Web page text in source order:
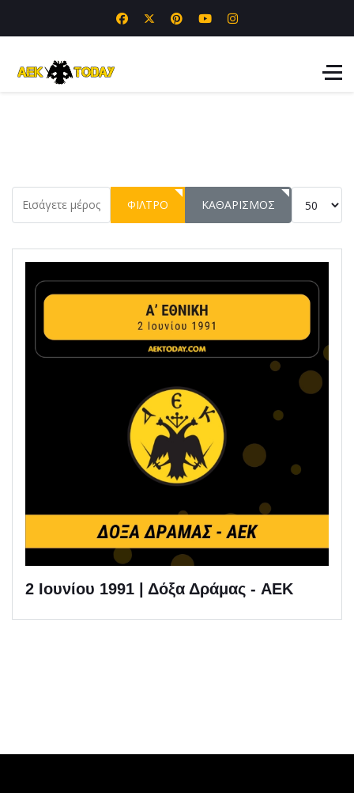
Εισάγετε μέρος του τίτλου.
ΦΊΛΤΡΟ ΚΑΘΑΡΙΣΜΌΣ
2 Ιουνίου 1991 | Δόξα Δράμας - AEK